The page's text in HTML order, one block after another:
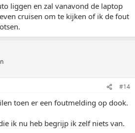
liggen en zal vanavond de laptop
cruisen om te kijken of ik de fout
#14
toen er een foutmelding op dook.
ik nu heb begrijp ik zelf niets van.